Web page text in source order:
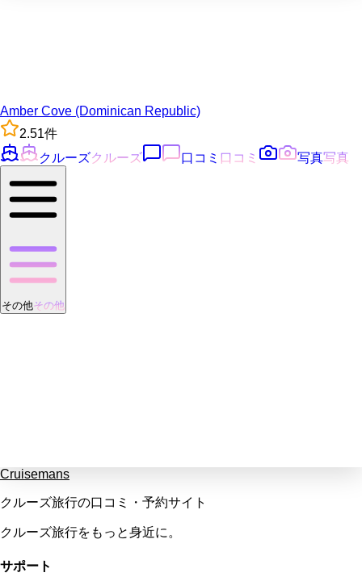
Amber Cove (Dominican Republic)
2.51件
クルーズクルーズ 口コミ 口コミ 写真写真
その他その他
Cruisemans
クルーズ旅行の口コミ・予約サイト
クルーズ旅行をもっと身近に。
サポート